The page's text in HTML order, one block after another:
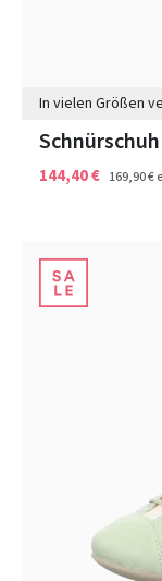
In vielen Größen
144,40 € 169,90 €